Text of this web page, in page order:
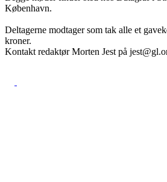
København.
Deltagerne modtager som tak alle et
kroner.
Kontakt redaktør Morten Jest på